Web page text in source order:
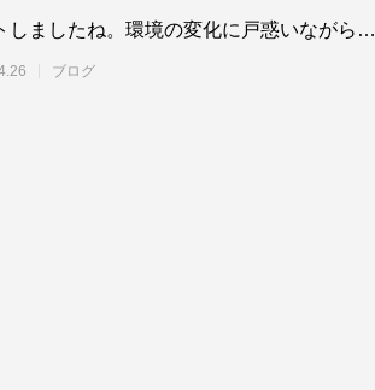
しましたね。環境の変化に戸惑いながらも
命に頑張っている子ども達を見守っ
ブログ